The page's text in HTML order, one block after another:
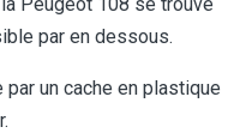
Peugeot 108 se trouve
par en dessous.
un cache en plastique